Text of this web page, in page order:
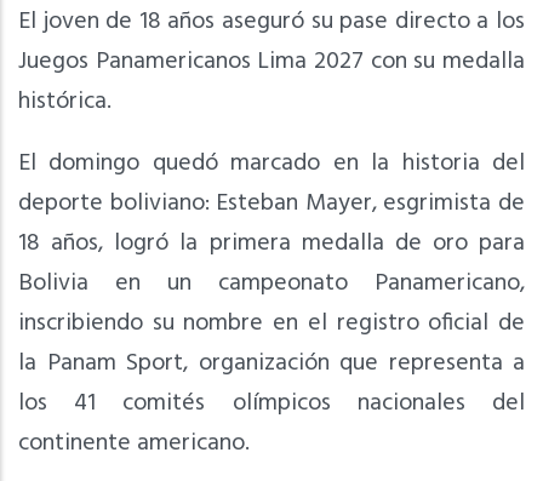
El joven de 18 años aseguró su pase directo a los
Juegos Panamericanos Lima 2027 con su medalla
histórica.
El domingo quedó marcado en la historia del
deporte boliviano: Esteban Mayer, esgrimista de
18 años, logró la primera medalla de oro para
Bolivia en un campeonato Panamericano,
inscribiendo su nombre en el registro oficial de
la Panam Sport, organización que representa a
los 41 comités olímpicos nacionales del
continente americano.